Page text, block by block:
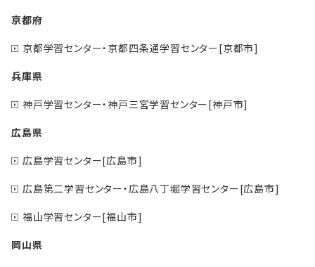
京都府
京都学習センター・京都四条通学習センター[京都市]
兵庫県
神戸学習センター・神戸三宮学習センター[神戸市]
広島県
広島学習センター[広島市]
広島第二学習センター・広島八丁堀学習センター[広島市]
福山学習センター[福山市]
岡山県